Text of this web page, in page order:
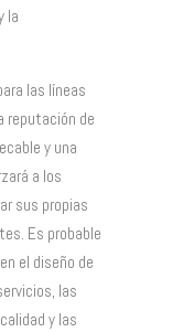
la
las líneas
reputación de
y una
a los
sus propias
Es probable
el diseño de
las
y las